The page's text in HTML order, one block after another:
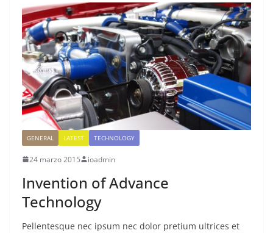
GENERAL LATEST TECHNOLOGY
24 marzo 2015 ioadmin
Invention of Advance
Technology
Pellentesque nec ipsum nec dolor pretium ultrices et